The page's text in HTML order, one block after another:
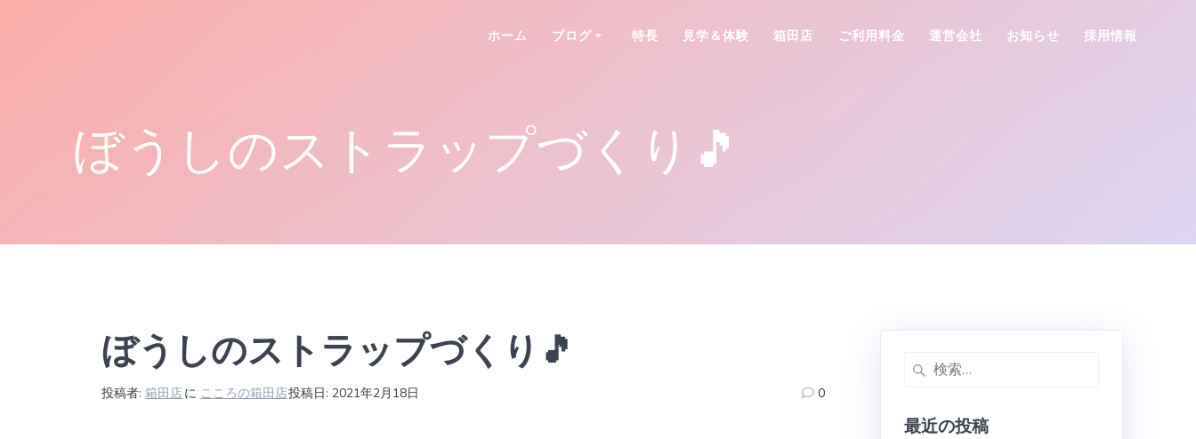
ホーム ブログ 特長 見学＆体験 箱田店 ご利用料金 運営会社 お知らせ 採用情報
ぼうしのストラップづくり🎵
ぼうしのストラップづくり🎵
投稿者:箱田店 に こころの箱田店投稿日: 2021年2月18日 0
検
最近の投稿